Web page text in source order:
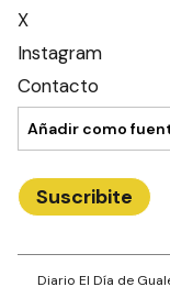
X
Instagram
Contacto
Añadir como
Suscribite
Diario El Día de